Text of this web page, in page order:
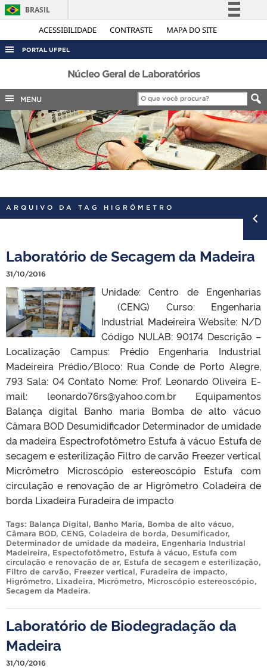
ACESSIBILIDADE CONTRASTE MAPA DO SITE
BRASIL
Simplifique!
Legislação
Canais
PORTAL UFPEL
ACESSO À INFORMAÇÃO
AUDITORIA
COBALTO
CONCURSOS
EDITAIS
INTERNACIONAL
PORTARIAS
Núcleo Geral de Laboratórios
MENU
ARQUIVO DA TAG HIGRÔMETRO
Laboratório de Secagem da Madeira
31/10/2016
Unidade: Centro de Engenharias
(CENG) Curso: Engenharia
Industrial Madeireira Website: N/D
Código NULAB: 90174 Descrição –
Localização Campus: Prédio Engenharia Industrial
Madeireira Prédio/Bloco: Rua Conde de Porto Alegre,
793 Sala: 04 Contato Nome: Prof. Leonardo Oliveira E-
mail: leonardo76rs@yahoo.com.br Equipamentos
Balança digital Banho maria Bomba de alto vácuo
Câmara BOD Desumidificador Determinador de umidade
da madeira Espectrofotômetro Estufa à vácuo Estufa de
secagem e esterilização Filtro de carvão Freezer vertical
Micrômetro Microscópio estereoscópio Estufa com
circulação e renovação de ar Higrômetro Coladeira de
borda Lixadeira Furadeira de impacto
Tags: Balança Digital, Banho Maria, Bomba de alto vácuo,
Câmara BOD, CENG, Coladeira de borda, Desumificador,
Determinador de umidade da madeira, Engenharia Industrial
Madeireira, Espectofotômetro, Estufa à vácuo, Estufa com
circulação e renovação de ar, Estufa de secagem e esterilização,
Filtro de carvão, Freezer vertical, Furadeira de impacto,
Higrômetro, Lixadeira, Micrômetro, Microscópio estereoscópio,
Secagem da Madeira.
Laboratório de Biodegradação da
Madeira
31/10/2016